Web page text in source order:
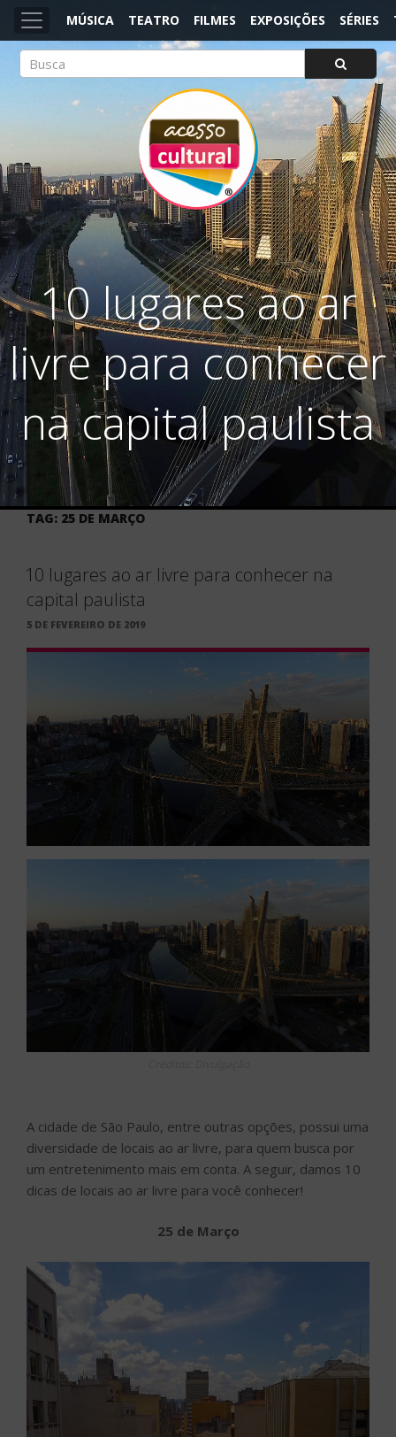
MÚSICA TEATRO FILMES EXPOSIÇÕES SÉRIES
ACESSO CULTURAL
Arte, Cultura Pop e Entretenimento
10 lugares ao ar
livre para conhecer
na capital paulista
TAG: 25 DE MARÇO
10 lugares ao ar livre para conhecer na
capital paulista
PUBLICADO
5 DE FEVEREIRO DE 2019
A cidade de São Paulo, entre outras opções, possui uma
diversidade de locais ao ar livre, para quem busca por
um entretenimento mais em conta. A seguir, damos 10
dicas de locais ao ar livre para você conhecer!
25 de Março